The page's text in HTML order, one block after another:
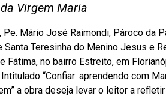
Virgem Maria
Mário José Raimondi, Pároco da
Santa Teresinha do Menino Jesus e
Fátima, no bairro Estreito, em
“Confiar: aprendendo com
a obra deseja levar o leitor a